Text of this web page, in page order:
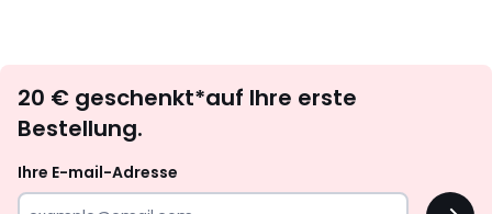
abonnieren
20 € geschenkt*auf Ihre erste
Bestellung.
Ihre E-mail-Adresse
OK